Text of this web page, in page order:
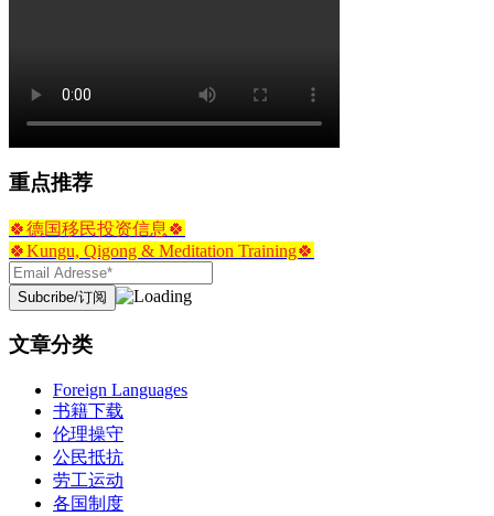
重点推荐
🍀德国移民投资信息🍀
🍀Kungu, Qigong & Meditation Training🍀
文章分类
Foreign Languages
书籍下载
伦理操守
公民抵抗
劳工运动
各国制度